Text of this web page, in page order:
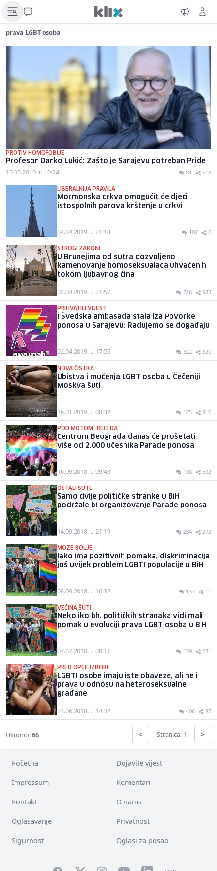
prava LGBT osoba
PROTIV HOMOFOBIJE
Profesor Darko Lukić: Zašto je Sarajevu potreban Pride
19.05.2019. u 10:24 81 518
LIBERALNIJA PRAVILA
Mormonska crkva omogućit će djeci
istospolnih parova krštenje u crkvi
04.04.2019. u 21:13 102 0
STROGI ZAKONI
U Brunejima od sutra dozvoljeno
kamenovanje homoseksualaca uhvaćenih
tokom ljubavnog čina
02.04.2019. u 21:57 226 983
PRIHVATILI VIJEST
I Švedska ambasada stala iza Povorke
ponosa u Sarajevu: Radujemo se događaju
02.04.2019. u 17:56 322 820
NOVA ČISTKA
Ubistva i mučenja LGBT osoba u Čečeniji,
Moskva šuti
16.01.2019. u 08:32 125 810
POD MOTOM "RECI DA"
Centrom Beograda danas će prošetati
više od 2.000 učesnika Parade ponosa
16.09.2018. u 09:43 138 592
OSTALI ŠUTE
Samo dvije političke stranke u BiH
podržale bi organizovanje Parade ponosa
14.09.2018. u 21:19 234 272
MOŽE BOLJE
Iako ima pozitivnih pomaka, diskriminacija
još uvijek problem LGBTI populacije u BiH
06.09.2018. u 16:32 137 11
VEĆINA ŠUTI
Nekoliko bh. političkih stranaka vidi mali
pomak u evoluciji prava LGBT osoba u BiH
07.07.2018. u 08:11 139 231
PRED OPĆE IZBORE
LGBTI osobe imaju iste obaveze, ali ne i
prava u odnosu na heteroseksualne
građane
23.06.2018. u 14:32 406 87
Ukupno:66 < Stranica: 1 >
Početna Dojavite vijest
Impressum Komentari
Kontakt O nama
Oglašavanje Privatnost
Sigurnost Oglasi za posao